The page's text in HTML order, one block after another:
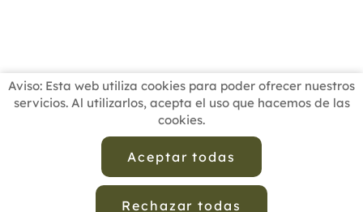
Aviso: Esta web utiliza cookies para poder ofrecer nuestros
servicios. Al utilizarlos, acepta el uso que hacemos de las
cookies.
Aceptar todas
Rechazar todas
BUSCADOR PROFESIONALES
ESCUELAS RECOMENDADAS
CONTACTO